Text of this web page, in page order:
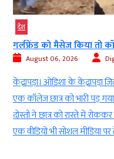
देश
गर्लफ्रेंड को मैसेज किया तो
August 06, 2026
केंद्रापड़ा। ओडिशा के केंद्रापड़ा
एक कॉलेज छात्र को भारी पड़
दोस्तों ने छात्र को रास्ते में
एक वीडियो भी सोशल मीडिया